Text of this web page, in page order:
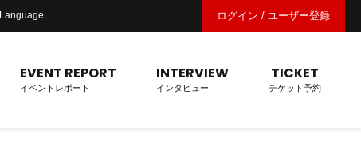
EVENT REPORT
イベントレポート
INTERVIEW
インタビュー
TICKET
チケット予約
Language ログイン / ユーザー登録